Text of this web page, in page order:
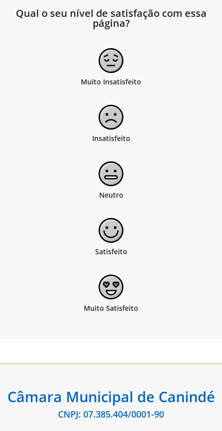
Qual o seu nível de satisfação com essa
página?
Câmara Municipal de Canindé
CNPJ: 07.385.404/0001-90